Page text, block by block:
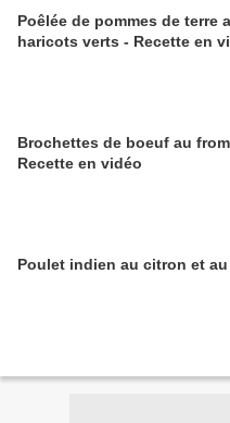
Poêlée de pommes de terre
haricots verts - Recette en
Brochettes de boeuf au
Recette en vidéo
Poulet indien au citron et